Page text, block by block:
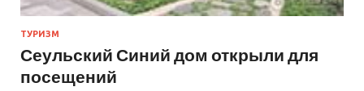
ТУРИЗМ
Сеульский Синий дом открыли для
посещений